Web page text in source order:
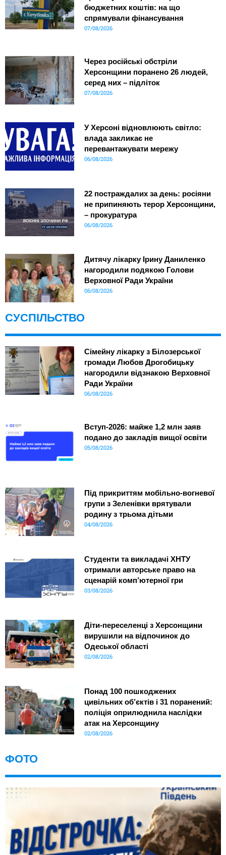
бюджетних коштів: на що
спрямували фінансування
07/08/2026
Через російські обстріли
Херсонщини поранено 26 людей,
серед них – підліток
07/08/2026
У Херсоні відновлюють світло:
влада закликає не
перевантажувати мережу
06/08/2026
22 постраждалих за день: росіяни
не припиняють терор Херсонщини,
– прокуратура
06/08/2026
Дитячу лікарку Ірину Даниленко
нагородили подякою Голови
Верховної Ради України
06/08/2026
СУСПІЛЬСТВО
Сімейну лікарку з Білозерської
громади Любов Дрогобицьку
нагородили відзнакою Верховної
Ради України
06/08/2026
Вступ-2026: майже 1,2 млн заяв
подано до закладів вищої освіти
05/08/2026
Під прикриттям мобільно-вогневої
групи з Зеленівки врятували
родину з трьома дітьми
04/08/2026
Студенти та викладачі ХНТУ
отримали авторське право на
сценарій комп’ютерної гри
03/08/2026
Діти-переселенці з Херсонщини
вирушили на відпочинок до
Одеської області
02/08/2026
Понад 100 пошкоджених
цивільних об’єктів і 31 поранений:
поліція оприлюднила наслідки
атак на Херсонщину
02/08/2026
ФОТО